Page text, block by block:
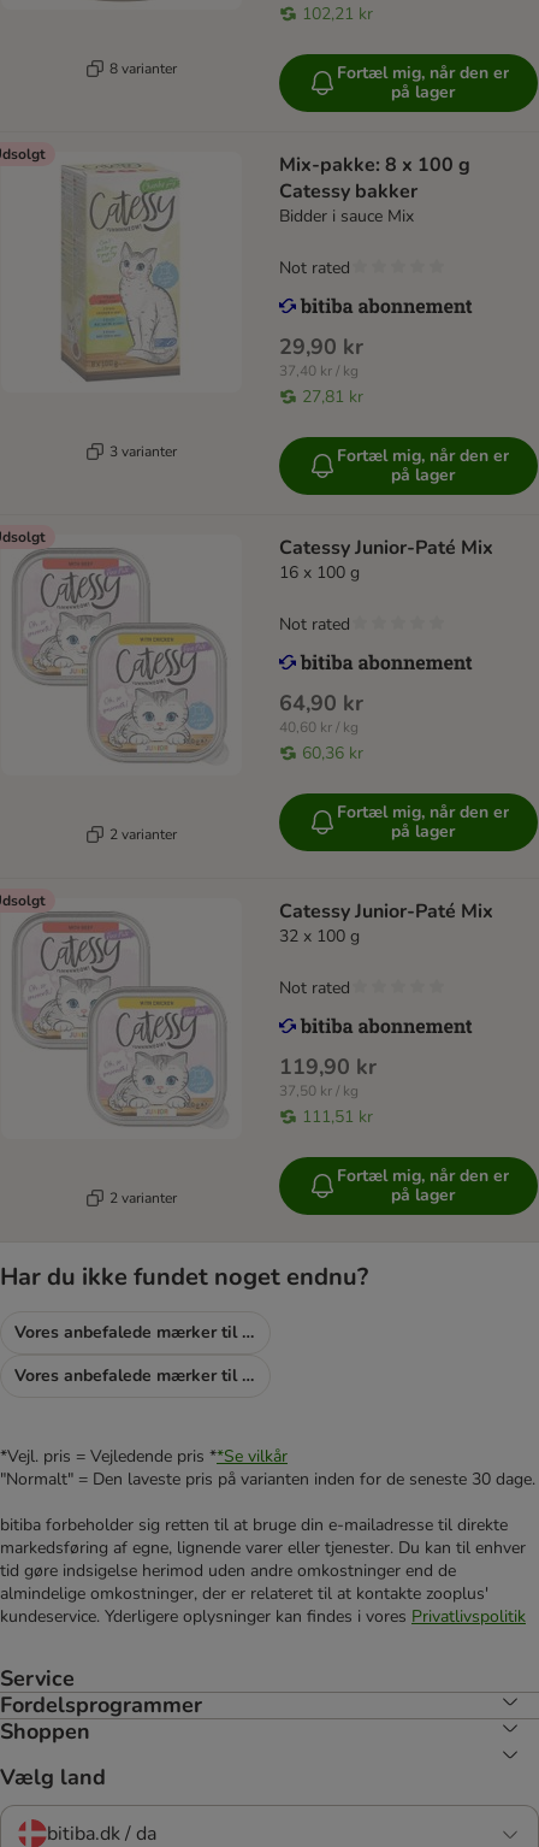
8 varianter
102,21 kr
Fortæl mig, når den er
på lager
3 varianter
Mix-pakke: 8 x 100 g
Catessy bakker
Bidder i sauce Mix
29,90 kr
37,40 kr / kg
27,81 kr
Not rated
Fortæl mig, når den er
på lager
2 varianter
Catessy Junior-Paté Mix
16 x 100 g
64,90 kr
40,60 kr / kg
60,36 kr
Not rated
Fortæl mig, når den er
på lager
2 varianter
Catessy Junior-Paté Mix
32 x 100 g
119,90 kr
37,50 kr / kg
111,51 kr
Not rated
Fortæl mig, når den er
på lager
Har du ikke fundet noget endnu?
Vores anbefalede mærker til hunde
Vores anbefalede mærker til katte
*Vejl. pris = Vejledende pris **Se vilkår
"Normalt" = Den laveste pris på varianten inden for de seneste 30 dage.
bitiba forbeholder sig retten til at bruge din e-mailadresse til direkte
markedsføring af egne, lignende varer eller tjenester. Du kan til enhver
tid gøre indsigelse herimod uden andre omkostninger end de
almindelige omkostninger, der er relateret til at kontakte zooplus'
kundeservice. Yderligere oplysninger kan findes i vores Privatlivspolitik
Service
Fordelsprogrammer
Shoppen
Vælg land
bitiba.dk / da